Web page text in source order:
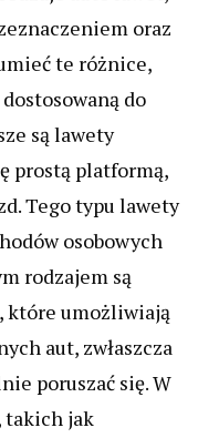
oraz
te różnice,
do
są lawety
prostą platformą,
Tego typu lawety
osobowych
rodzajem są
które umożliwiają
aut, zwłaszcza
poruszać się. W
takich jak